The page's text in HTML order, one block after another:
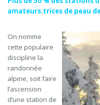
amateurs.trices de peau
On nomme
cette populaire
discipline la
randonnée
alpine, soit faire
l’ascension
d’une station de